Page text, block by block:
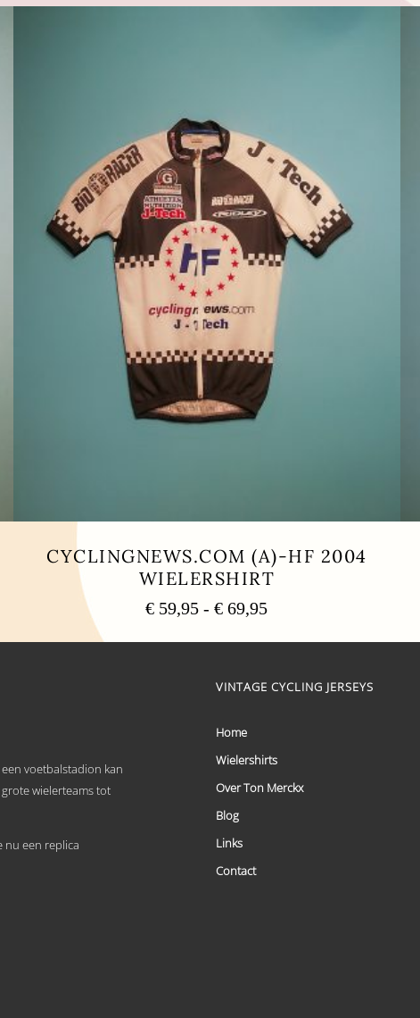
CYCLINGNEWS.COM (A)-HF 2004
WIELERSHIRT
€ 59,95 - € 69,95Prijsklasse:
tot
meerdere
optie
gekozen
worden
op
de
productpagina
voetbalstadion kan
wielerteams tot
nu een replica
VINTAGE CYCLING JERSEYS
Home
Wielershirts
Over Ton Merckx
Blog
Links
Contact